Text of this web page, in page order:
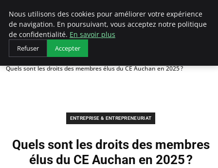
LECFCM
Accueil
Entreprise & Entrepreneuriat
Quels sont les droits des membres élus du CE Auchan en 2025 ?
ENTREPRISE & ENTREPRENEURIAT
Quels sont les droits des membres
élus du CE Auchan en 2025 ?
Nous utilisons des cookies pour améliorer votre expérience
de navigation. En poursuivant, vous acceptez notre politique
de confidentialité. En savoir plus
Refuser Accepter